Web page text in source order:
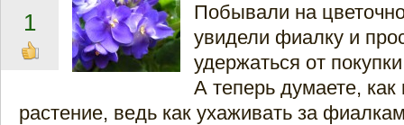
1
Побывали на
увидели фиалку и
удержаться от
А теперь думаете, как
растение, ведь как ухаживать за